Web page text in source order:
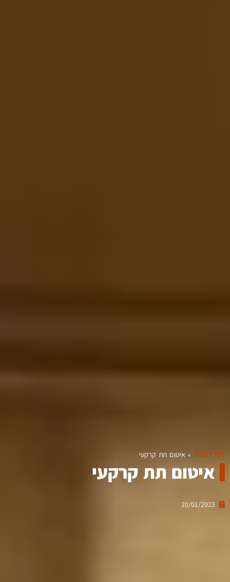
דף הבית» איטום תת קרקעי
איטום תת קרקעי
20/01/2023